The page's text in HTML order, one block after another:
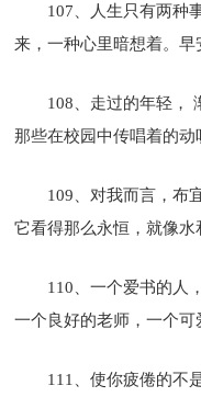
107、人生只有两种
来，一种心里暗想着。早
108、走过的年轻，
那些在校园中传唱着的动
109、对我而言，布
它看得那么永恒，就像水
110、一个爱书的人
一个良好的老师，一个
111、使你疲倦的不